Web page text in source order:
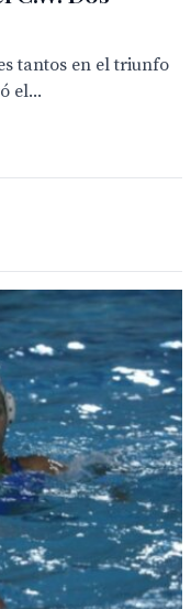
tantos en el triunfo
el...